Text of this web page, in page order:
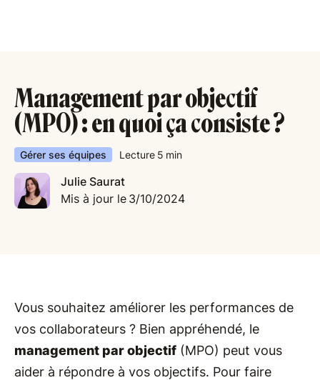
Management par objectif
(MPO) : en quoi ça consiste ?
Gérer ses équipes Lecture 5 min
Julie Saurat
Mis à jour le 3/10/2024
Vous souhaitez améliorer les performances de
vos collaborateurs ? Bien appréhendé, le
management par objectif (MPO) peut vous
aider à répondre à vos objectifs. Pour faire